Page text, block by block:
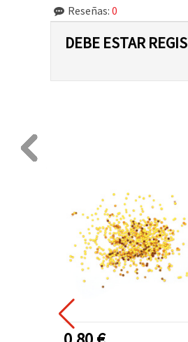
Reseñas: 0
DEBE ESTAR